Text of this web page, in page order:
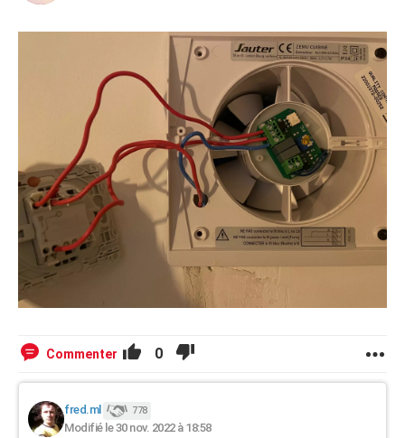
Commenter 0
fred.ml 778
Modifié le 30 nov. 2022 à 18:58